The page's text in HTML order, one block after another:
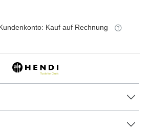
Kauf auf Rechnung